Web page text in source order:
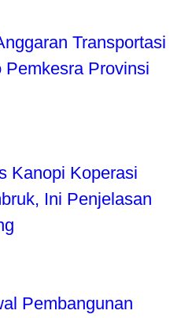
Transportasi
Provinsi
Kanopi Koperasi
Ini Penjelasan
Pembangunan